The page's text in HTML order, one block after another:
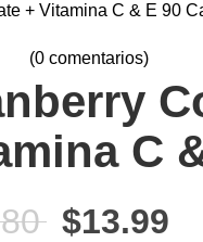
+ Vitamina C & E 90
(0 comentarios)
C
El precio
$13.99